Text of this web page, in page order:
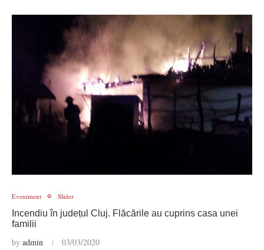
Eveniment Slider
Incendiu în județul Cluj. Flăcările au cuprins casa unei
familii
by admin 03/03/2020